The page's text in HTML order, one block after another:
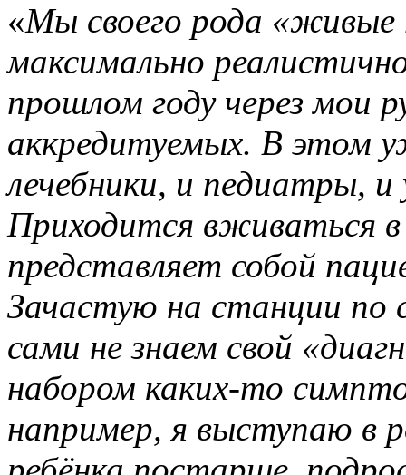
«Мы своего рода
максимально
прошлом году через мои
аккредитуемых. В этом
лечебники, и педиатры, и
Приходится вживаться
представляет собой
Зачастую на станции по
сами не знаем свой
набором каких-то
например, я выступаю в